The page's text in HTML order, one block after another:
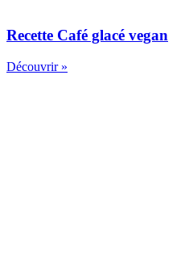
Recette Café glacé vegan
Découvrir »